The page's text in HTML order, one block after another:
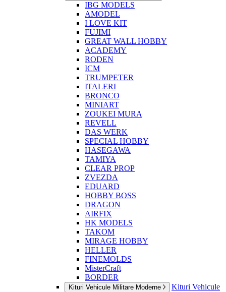
IBG MODELS
AMODEL
I LOVE KIT
FUJIMI
GREAT WALL HOBBY
ACADEMY
RODEN
ICM
TRUMPETER
ITALERI
BRONCO
MINIART
ZOUKEI MURA
REVELL
DAS WERK
SPECIAL HOBBY
HASEGAWA
TAMIYA
CLEAR PROP
ZVEZDA
EDUARD
HOBBY BOSS
DRAGON
AIRFIX
HK MODELS
TAKOM
MIRAGE HOBBY
HELLER
FINEMOLDS
MisterCraft
BORDER
Kituri Vehicule Militare Moderne
Kituri Vehicule